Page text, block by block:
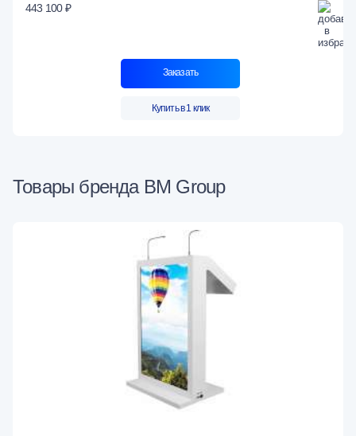
443 100 ₽
Заказать
Купить в 1 клик
Товары бренда BM Group